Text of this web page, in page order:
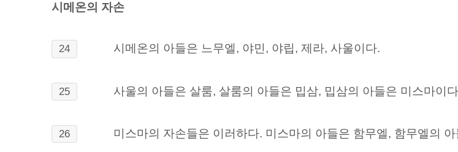
시메온의 자손
24 시메온의 아들은 느무엘, 야민, 야립, 제라, 사울이다.
25 사울의 아들은 살룸, 살룸의 아들은 밉삼, 밉삼의 아들은 미스마이
26 미스마의 자손들은 이러하다. 미스마의 아들은 함무엘, 함무엘의